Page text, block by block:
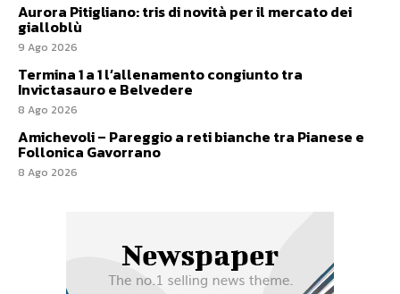
Aurora Pitigliano: tris di novità per il mercato dei
gialloblù
9 Ago 2026
Termina 1 a 1 l’allenamento congiunto tra
Invictasauro e Belvedere
8 Ago 2026
Amichevoli – Pareggio a reti bianche tra Pianese e
Follonica Gavorrano
8 Ago 2026